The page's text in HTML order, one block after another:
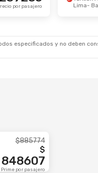
28 Ago.- Mar., 1 Sep.
Bakú
- Santiago De Chile
por pasajero
Lima-
especificados y no deben
885774
$
848607
$
Prime por pasajero